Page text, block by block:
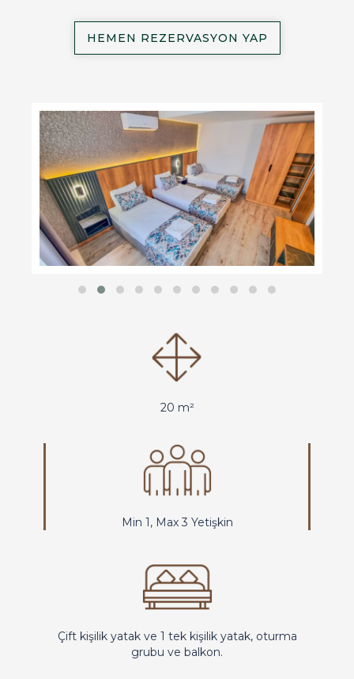
HEMEN REZERVASYON YAP
20 m²
Min 1, Max 3 Yetişkin
Çift kişilik yatak ve 1 tek kişilik yatak, oturma
grubu ve balkon.